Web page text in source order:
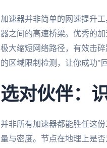
加速器并非简单的网速提升
器之间的高速桥梁。优秀的
极大缩短网络路径，有效击
的区域限制检测，让你成功"
选对伙伴：
并非所有加速器都能胜任这
量与密度。节点在地理上是